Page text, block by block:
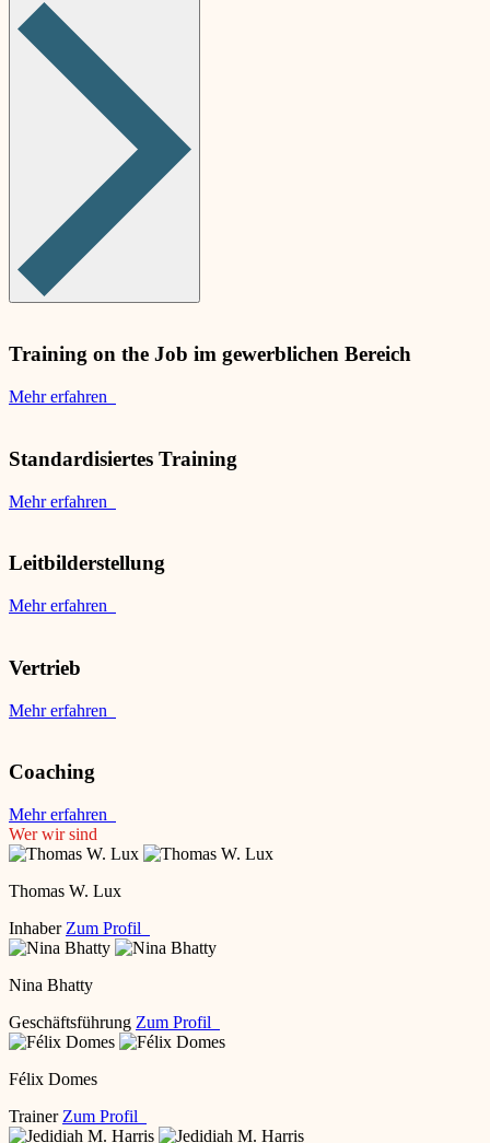
Training on the Job im gewerblichen Bereich
Mehr erfahren
Standardisiertes Training
Mehr erfahren
Leitbilderstellung
Mehr erfahren
Vertrieb
Mehr erfahren
Coaching
Mehr erfahren
Wer wir sind
Thomas W. Lux
Inhaber Zum Profil
Nina Bhatty
Geschäftsführung Zum Profil
Félix Domes
Trainer Zum Profil